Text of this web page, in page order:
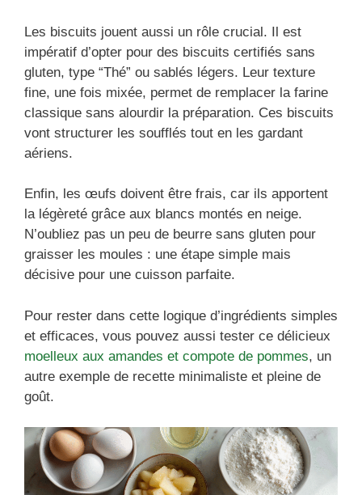
Les biscuits jouent aussi un rôle crucial. Il est
impératif d’opter pour des biscuits certifiés sans
gluten, type “Thé” ou sablés légers. Leur texture
fine, une fois mixée, permet de remplacer la farine
classique sans alourdir la préparation. Ces biscuits
vont structurer les soufflés tout en les gardant
aériens.
Enfin, les œufs doivent être frais, car ils apportent
la légèreté grâce aux blancs montés en neige.
N’oubliez pas un peu de beurre sans gluten pour
graisser les moules : une étape simple mais
décisive pour une cuisson parfaite.
Pour rester dans cette logique d’ingrédients simples
et efficaces, vous pouvez aussi tester ce délicieux
moelleux aux amandes et compote de pommes, un
autre exemple de recette minimaliste et pleine de
goût.